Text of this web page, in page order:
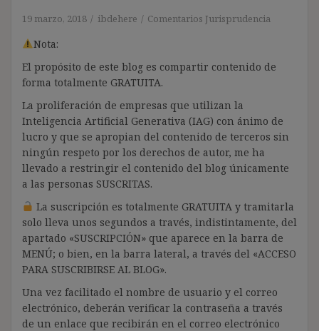
19 marzo, 2018 ibdehere Comentarios Jurisprudencia
Nota:
El propósito de este blog es compartir contenido de
forma totalmente GRATUITA.
La proliferación de empresas que utilizan la
Inteligencia Artificial Generativa (IAG) con ánimo de
lucro y que se apropian del contenido de terceros sin
ningún respeto por los derechos de autor, me ha
llevado a restringir el contenido del blog únicamente
a las personas SUSCRITAS.
La suscripción es totalmente GRATUITA y tramitarla
solo lleva unos segundos a través, indistintamente, del
apartado «SUSCRIPCIÓN» que aparece en la barra de
MENÚ; o bien, en la barra lateral, a través del «ACCESO
PARA SUSCRIBIRSE AL BLOG».
Una vez facilitado el nombre de usuario y el correo
electrónico, deberán verificar la contraseña a través
de un enlace que recibirán en el correo electrónico